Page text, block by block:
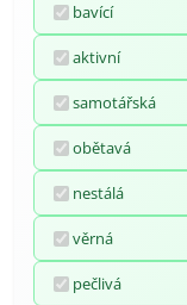
bavící
aktivní
samotářská
obětavá
nestálá
věrná
pečlivá